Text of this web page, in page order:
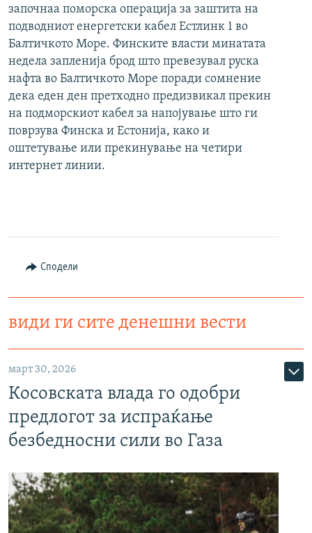
започнаа поморска операција за заштита на
подводниот енергетски кабел Естлинк 1 во
Балтичкото Море. Финските власти минатата
недела запленија брод што превезувал руска
нафта во Балтичкото Море поради сомнение
дека еден ден претходно предизвикал прекин
на подморскиот кабел за напојување што ги
поврзува Финска и Естонија, како и
оштетување или прекинување на четири
интернет линии.
Сподели
види ги сите денешни вести
март 30, 2026
Косовската влада го одобри
предлогот за испраќање
безбедносни сили во Газа